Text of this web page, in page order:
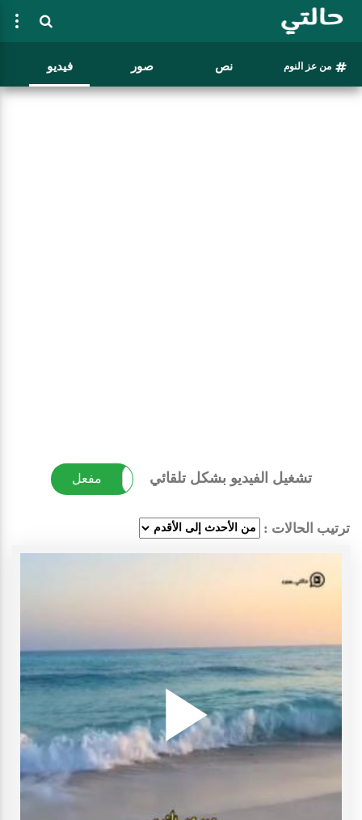
من عز النوم نص صور فيديو
تشغيل الفيديو بشكل تلقائي مفعل غير مفعل
ترتيب الحالات :
Play